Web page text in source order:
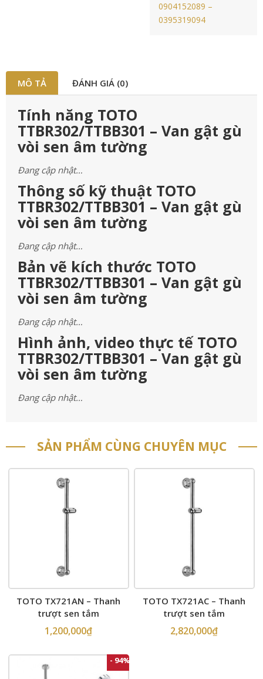
0904152089 –
0395319094
MÔ TẢ ĐÁNH GIÁ (0)
Tính năng TOTO
TTBR302/TTBB301 – Van gật gù
vòi sen âm tường
Đang cập nhật…
Thông số kỹ thuật TOTO
TTBR302/TTBB301 – Van gật gù
vòi sen âm tường
Đang cập nhật…
Bản vẽ kích thước TOTO
TTBR302/TTBB301 – Van gật gù
vòi sen âm tường
Đang cập nhật…
Hình ảnh, video thực tế TOTO
TTBR302/TTBB301 – Van gật gù
vòi sen âm tường
Đang cập nhật…
SẢN PHẨM CÙNG CHUYÊN MỤC
TOTO TX721AN – Thanh
trượt sen tắm
1,200,000₫
TOTO TX721AC – Thanh
trượt sen tắm
2,820,000₫
- 94%